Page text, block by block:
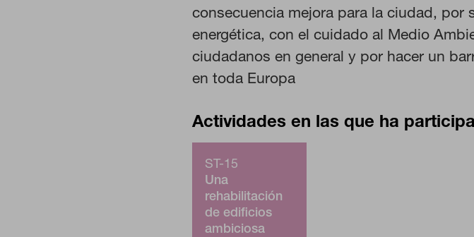
consecuencia mejora para la ciudad,
energética, con el cuidado al Medio
ciudadanos en general y por hacer un
en toda Europa
Actividades en las que ha
ST-15
Una
rehabilitación
de edificios
ambiciosa
GUARDAR CONFIGURACIÓN
Puedes volver a configurar tus cookies desde la sección "Configuración